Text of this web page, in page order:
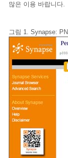
많은 이용 바랍니다.
그림 1. Synapse: